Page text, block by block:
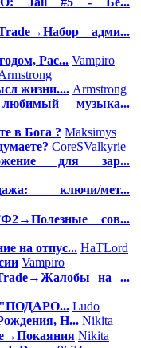
адми...
Рас... Vampiro
жизни.... Armstrong
музыка...
в Бога ? Maksimys
CoreSValkyrie
для зар...
ключи/мет...
сов...
на отпус... HaTLord
Vampiro
на ...
Ludo
Н... Nikita
Nikita